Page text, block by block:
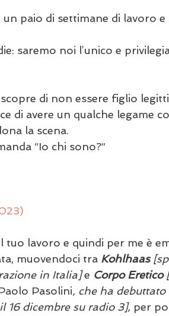
paio di settimane di lavoro e
saremo noi l’unico e
di non essere figlio
di avere un qualche legame
la scena.
una domanda
tuo lavoro e quindi per me è
muovendoci tra Kohlhaas
in Italia] e Corpo Eretico [
Pasolini, che ha
16 dicembre su radio 3], per